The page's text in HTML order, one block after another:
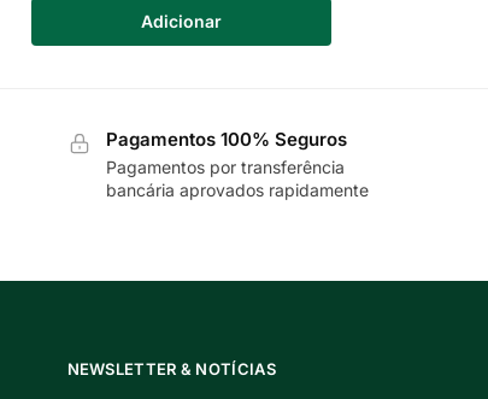
Adicionar
Pagamentos 100% Seguros
Pagamentos por transferência
bancária aprovados rapidamente
NEWSLETTER & NOTÍCIAS